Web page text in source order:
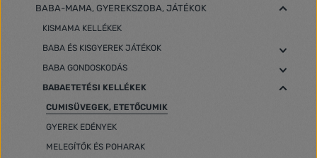
BABA-MAMA, GYEREKSZOBA, JÁTÉKOK
KISMAMA KELLÉKEK
BABA ÉS KISGYEREK JÁTÉKOK
BABA GONDOSKODÁS
BABAETETÉSI KELLÉKEK
CUMISÜVEGEK, ETETŐCUMIK
GYEREK EDÉNYEK
MELEGÍTŐK ÉS POHARAK